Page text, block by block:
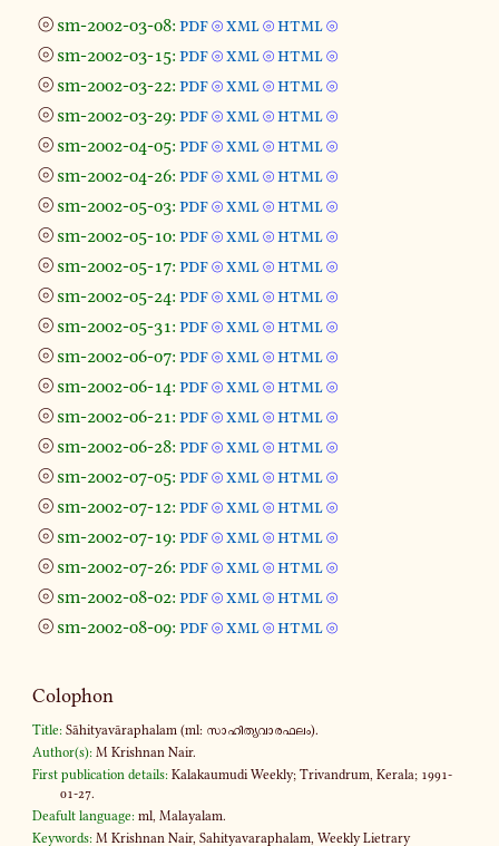
⦾ sm-2002-03-08: pdf ⦾ xml ⦾ html ⦾
⦾ sm-2002-03-15: pdf ⦾ xml ⦾ html ⦾
⦾ sm-2002-03-22: pdf ⦾ xml ⦾ html ⦾
⦾ sm-2002-03-29: pdf ⦾ xml ⦾ html ⦾
⦾ sm-2002-04-05: pdf ⦾ xml ⦾ html ⦾
⦾ sm-2002-04-26: pdf ⦾ xml ⦾ html ⦾
⦾ sm-2002-05-03: pdf ⦾ xml ⦾ html ⦾
⦾ sm-2002-05-10: pdf ⦾ xml ⦾ html ⦾
⦾ sm-2002-05-17: pdf ⦾ xml ⦾ html ⦾
⦾ sm-2002-05-24: pdf ⦾ xml ⦾ html ⦾
⦾ sm-2002-05-31: pdf ⦾ xml ⦾ html ⦾
⦾ sm-2002-06-07: pdf ⦾ xml ⦾ html ⦾
⦾ sm-2002-06-14: pdf ⦾ xml ⦾ html ⦾
⦾ sm-2002-06-21: pdf ⦾ xml ⦾ html ⦾
⦾ sm-2002-06-28: pdf ⦾ xml ⦾ html ⦾
⦾ sm-2002-07-05: pdf ⦾ xml ⦾ html ⦾
⦾ sm-2002-07-12: pdf ⦾ xml ⦾ html ⦾
⦾ sm-2002-07-19: pdf ⦾ xml ⦾ html ⦾
⦾ sm-2002-07-26: pdf ⦾ xml ⦾ html ⦾
⦾ sm-2002-08-02: pdf ⦾ xml ⦾ html ⦾
⦾ sm-2002-08-09: pdf ⦾ xml ⦾ html ⦾
Colophon
Title: Sāhityavāraphalam (ml: സാ­ഹി­ത്യ­വാ­ര­ഫ­ലം).
Author(s): M Krishnan Nair.
First publication details: Kalakaumudi Weekly; Trivandrum, Kerala; 1991-
01-27.
Deafult language: ml, Malayalam.
Keywords: M Krishnan Nair, Sahityavaraphalam, Weekly Lietrary